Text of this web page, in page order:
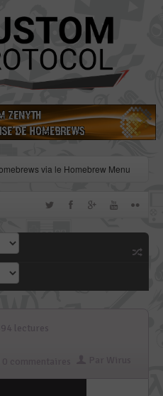
via le Homebrew Menu
BannerBomb3 pour obtenir un
movable.sed » de chiffrage
firmware inutile, un !